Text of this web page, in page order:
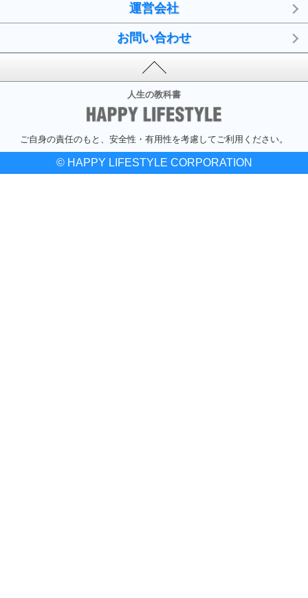
運営会社
お問い合わせ
人生の教科書
ご自身の責任のもと、安全性・有用性を考慮してご利用ください。
© HAPPY LIFESTYLE CORPORATION